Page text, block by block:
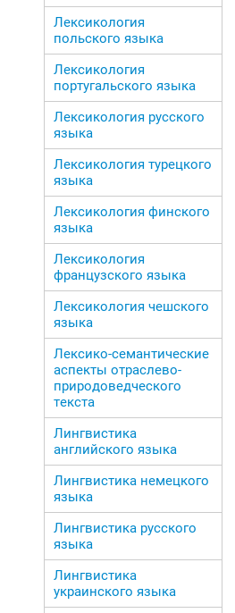
Лексикология
польского языка
Лексикология
португальского языка
Лексикология русского
языка
Лексикология турецкого
языка
Лексикология финского
языка
Лексикология
французского языка
Лексикология чешского
языка
Лексико-семантические
аспекты отраслево-
природоведческого
текста
Лингвистика
английского языка
Лингвистика немецкого
языка
Лингвистика русского
языка
Лингвистика
украинского языка